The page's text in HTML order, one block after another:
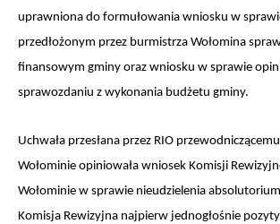
uprawniona do formułowania wniosku w
przedłożonym przez burmistrza Wołomina
finansowym gminy oraz wniosku w sprawie
sprawozdaniu z wykonania budżetu gminy.
Uchwała przesłana przez RIO
Wołominie opiniowała wniosek Komisji
Wołominie w sprawie nieudzielenia
Komisja Rewizyjna najpierw jednogłośnie